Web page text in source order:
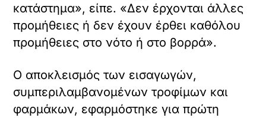
κατάστημα», είπε. «Δεν έρχονται άλλες
προμήθειες ή δεν έχουν έρθει καθόλου
προμήθειες στο νότο ή στο βορρά».
Ο αποκλεισμός των εισαγωγών,
συμπεριλαμβανομένων τροφίμων και
φαρμάκων, εφαρμόστηκε για πρώτη